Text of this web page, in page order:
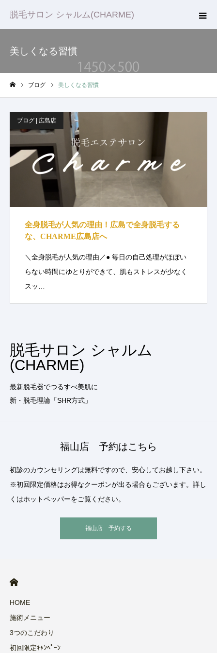
脱毛サロン シャルム(CHARME)
美しくなる習慣
ブログ 美しくなる習慣
ブログ | 広島店
全身脱毛が人気の理由！広島で全身脱毛する
な、CHARME広島店へ
＼全身脱毛が人気の理由／● 毎日の自己処理がほぼい
らない時間にゆとりができて、肌もストレスが少なく
スッ…
脱毛サロン シャルム
(CHARME)
最新脱毛器でつるすべ美肌に
新・脱毛理論「SHR方式」
福山店 予約はこちら
初診のカウンセリングは無料ですので、安心してお越し下さい。
※初回限定価格はお得なクーポンが出る場合もございます。詳し
くはホットペッパーをご覧ください。
福山店 予約する
HOME
施術メニュー
3つのこだわり
初回限定ｷｬﾝﾍﾟｰﾝ